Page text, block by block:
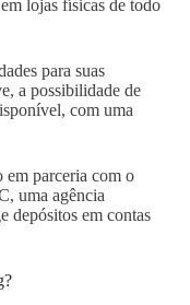
lojas físicas de todo
para suas
a possibilidade de
com uma
parceria com o
uma agência
depósitos em contas